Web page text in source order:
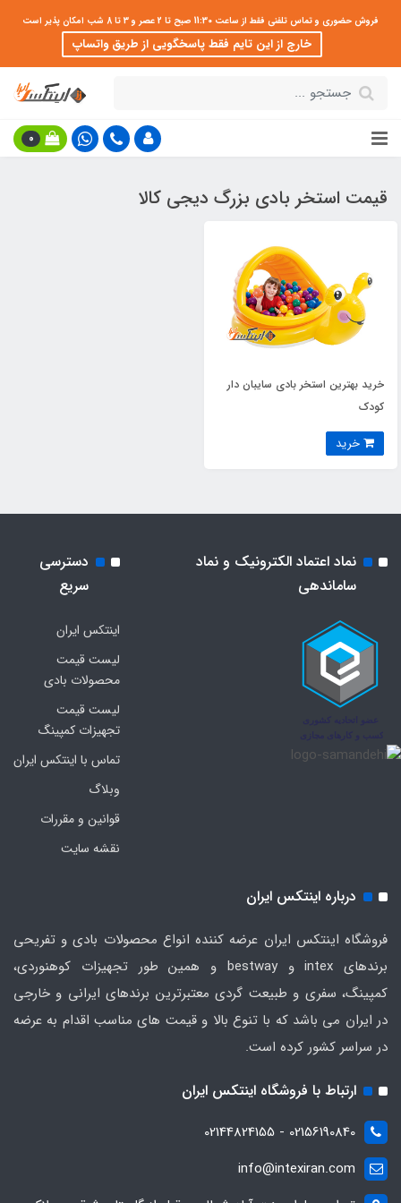
فروش حضوری و تماس تلفنی فقط از ساعت 11:30 صبح تا 2 عصر و 3 تا 8 شب امکان پذیر است
خارج از این تایم فقط پاسخگویی از طریق واتساپ
0
قیمت استخر بادی بزرگ دیجی کالا
خرید بهترین استخر بادی سایبان دار
کودک
نماد اعتماد الکترونیک و نماد
ساماندهی
دسترسی
سریع
اینتکس ایران
لیست قیمت
محصولات بادی
لیست قیمت
تجهیزات کمپینگ
تماس با اینتکس ایران
وبلاگ
قوانین و مقررات
نقشه سایت
درباره اینتکس ایران
فروشگاه اینتکس ایران عرضه کننده انواع محصولات بادی و تفریحی
برندهای intex و bestway و همین طور تجهیزات کوهنوردی،
کمپینگ، سفری و طبیعت گردی معتبرترین برندهای ایرانی و خارجی
در ایران می باشد که با تنوع بالا و قیمت های مناسب اقدام به عرضه
در سراسر کشور کرده است.
ارتباط با فروشگاه اینتکس ایران
02156190840 - 02144824155
info@intexiran.com